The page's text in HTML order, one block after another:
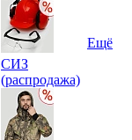
СИЗ
(распродажа)
Ещё